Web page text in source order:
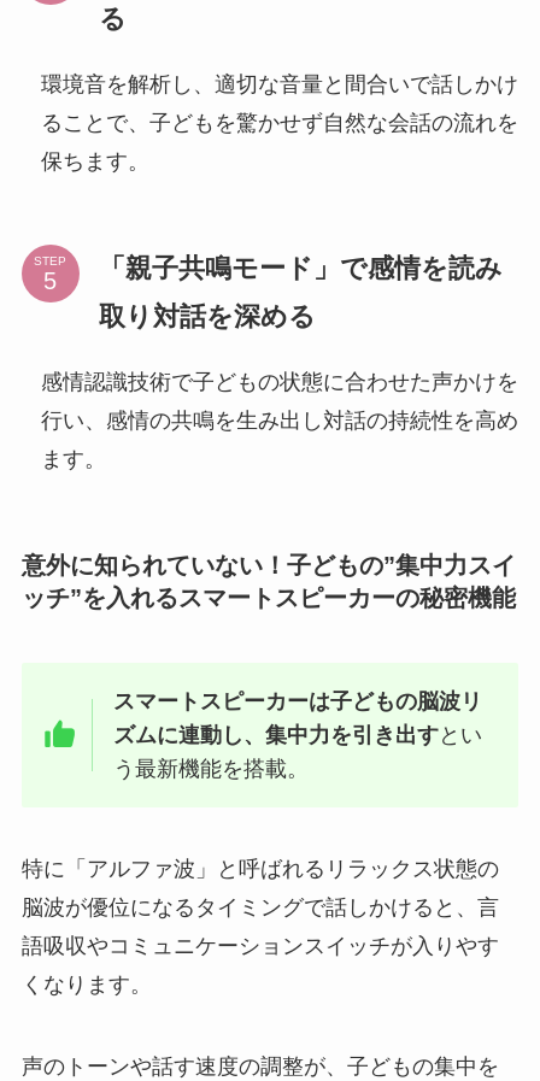
る
環境音を解析し、適切な音量と間合いで話しかけ
ることで、子どもを驚かせず自然な会話の流れを
保ちます。
STEP
「親子共鳴モード」で感情を読み
取り対話を深める
感情認識技術で子どもの状態に合わせた声かけを
行い、感情の共鳴を生み出し対話の持続性を高め
ます。
意外に知られていない！子どもの”集中力スイ
ッチ”を入れるスマートスピーカーの秘密機能
スマートスピーカーは子どもの脳波リ
ズムに連動し、集中力を引き出すとい
う最新機能を搭載。
特に「アルファ波」と呼ばれるリラックス状態の
脳波が優位になるタイミングで話しかけると、言
語吸収やコミュニケーションスイッチが入りやす
くなります。
声のトーンや話す速度の調整が、子どもの集中を